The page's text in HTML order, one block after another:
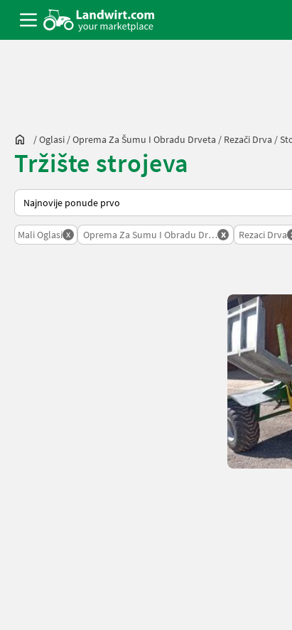
/Oglasi /Oprema Za Šumu I Obradu Drveta / Rezači Drva /
Tržište strojeva
Tako se sortira na Landwirt.com
Mali Oglasi x Oprema Za Sumu I Obradu Drveta
x Rezaci Drva